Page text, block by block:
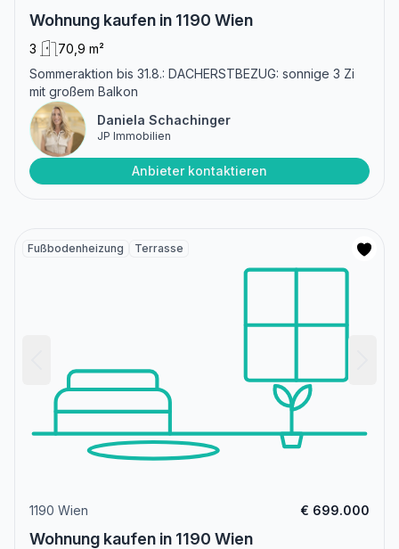
Wohnung kaufen in 1190 Wien
3
70,9 m²
Sommeraktion bis 31.8.: DACHERSTBEZUG: sonnige 3 Zi
mit großem Balkon
Daniela Schachinger
JP Immobilien
Anbieter kontaktieren
Fußbodenheizung Terrasse
1190 Wien € 699.000
Wohnung kaufen in 1190 Wien